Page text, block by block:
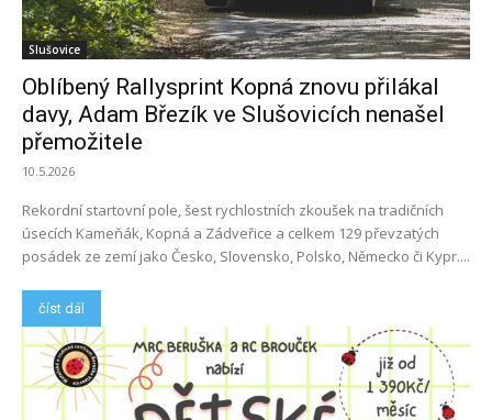
Slušovice
Oblíbený Rallysprint Kopná znovu přilákal
davy, Adam Březík ve Slušovicích nenašel
přemožitele
10.5.2026
Rekordní startovní pole, šest rychlostních zkoušek na tradičních
úsecích Kameňák, Kopná a Zádveřice a celkem 129 převzatých
posádek ze zemí jako Česko, Slovensko, Polsko, Německo či Kypr....
číst dál